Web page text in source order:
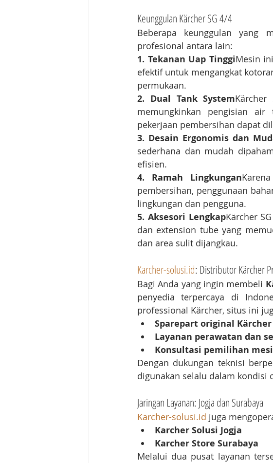
Keunggulan Kärcher SG 4/4
Beberapa keunggulan yang
profesional antara lain:
1. Tekanan Uap TinggiMesin
efektif untuk mengangkat
permukaan.
2. Dual Tank System
memungkinkan pengisian
pekerjaan pembersihan dapat
3. Desain Ergonomis dan
sederhana dan mudah
efisien.
4. Ramah Lingkungan
pembersihan, penggunaan
lingkungan dan pengguna.
5. Aksesori LengkapKärcher
dan extension tube yang
dan area sulit dijangkau.
Karcher-solusi.id: Distributor Kärcher
Bagi Anda yang ingin membeli
penyedia terpercaya di
professional Kärcher, situs ini
Sparepart original Kärcher
Layanan perawatan dan
Konsultasi pemilihan
Dengan dukungan teknisi
digunakan selalu dalam kondisi
Jaringan Layanan: Jogja dan Surabaya
Karcher-solusi.id juga
Karcher Solusi Jogja
Karcher Store Surabaya
Melalui dua pusat layanan